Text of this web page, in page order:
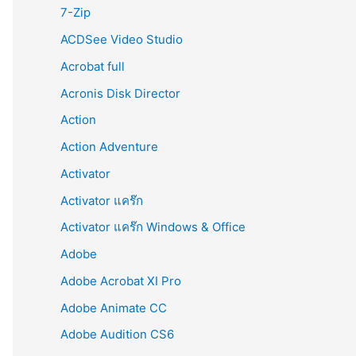
r
7-Zip
ACDSee Video Studio
Acrobat full
Acronis Disk Director
Action
Action Adventure
Activator
Activator แคร๊ก
Activator แคร๊ก Windows & Office
Adobe
Adobe Acrobat XI Pro
Adobe Animate CC
Adobe Audition CS6